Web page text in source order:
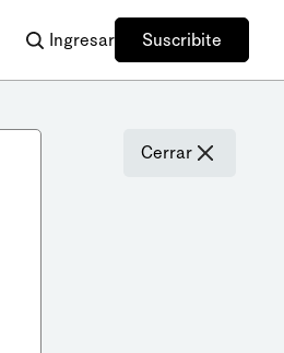
Ingresar Suscribite
Cerrar